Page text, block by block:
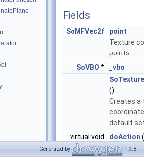
Fields
SoMFVec2f
point
Texture
points.
SoVBO *
_vbo
()
Creates a
default
virtual void
doAction (
*action)
Generated by 1.9.8